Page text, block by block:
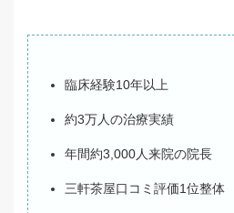
臨床経験10年以上
約3万人の治療実績
年間約3,000人来院の院長
三軒茶屋口コミ評価1位整体